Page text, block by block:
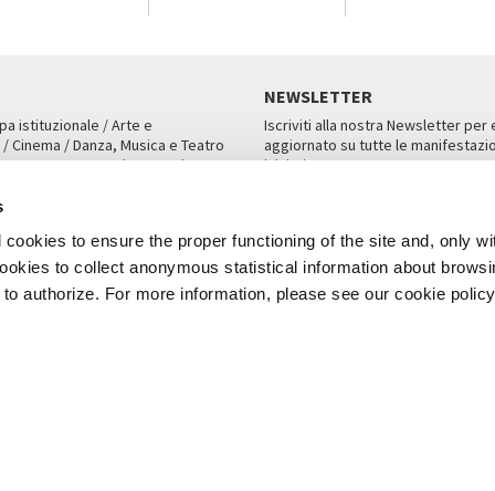
to ensure the proper functioning of the site and, only
to collect anonymous statistical information about
authorize. For more information, please see our cookie
istituzionale / Arte e
Cinema / Danza, Musica e Teatro
San Marco 1364/A, Venezia
NEWSLETTER
Iscriviti alla nostra Newsletter per
aggiornato su tutte le
iniziative.